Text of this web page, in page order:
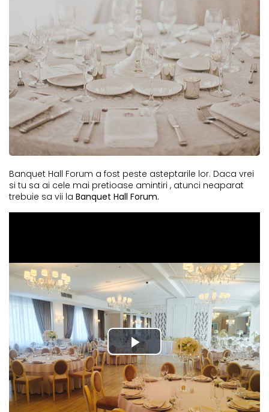
Banquet Hall Forum a fost peste asteptarile lor. Daca vrei
si tu sa ai cele mai pretioase amintiri , atunci neaparat
trebuie sa vii la Banquet Hall Forum.